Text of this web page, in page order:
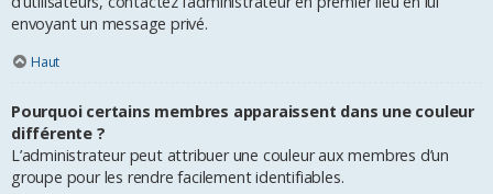
envoyant un message privé.
Haut
Pourquoi certains membres apparaissent dans une couleur
différente ?
L’administrateur peut attribuer une couleur aux membres d’un
groupe pour les rendre facilement identifiables.